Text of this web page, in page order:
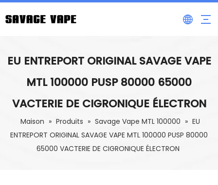
EU ENTREPORT ORIGINAL SAVAGE VAPE
MTL 100000 PUSP 80000 65000
VACTERIE DE CIGRONIQUE ÉLECTRON
Maison » Produits » Savage Vape MTL 100000 » EU
ENTREPORT ORIGINAL SAVAGE VAPE MTL 100000 PUSP 80000
65000 VACTERIE DE CIGRONIQUE ÉLECTRON